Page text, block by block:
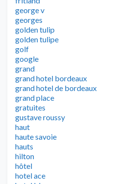
george v
georges
golden tulip
golden tulipe
golf
google
grand
grand hotel bordeaux
grand hotel de bordeaux
grand place
gratuites
gustave roussy
haut
haute savoie
hauts
hilton
hôtel
hotel ace